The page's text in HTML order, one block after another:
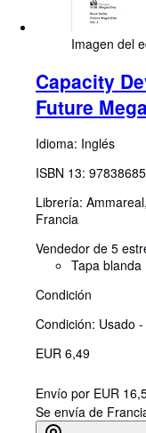
Imagen del
Capacity
Future
Idioma: Inglés
ISBN 13:
Librería:
Francia
Vendedor de 5
Tapa blanda
Condición
Condición: Usado
EUR 6,49
Envío por EUR
Se envía de